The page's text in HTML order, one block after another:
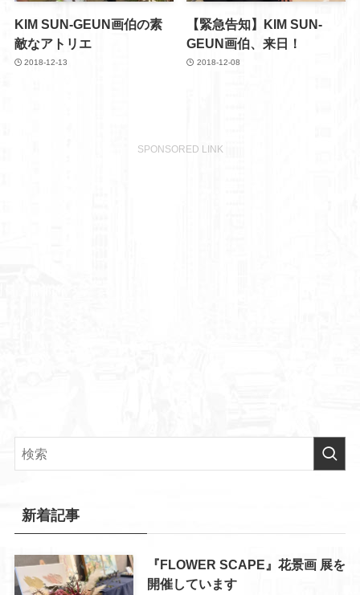
KIM SUN-GEUN画伯の素
敵なアトリエ
2018-12-13
【緊急告知】KIM SUN-
GEUN画伯、来日！
2018-12-08
SPONSORED LINK
新着記事
『FLOWER SCAPE』花景画 展を
開催しています